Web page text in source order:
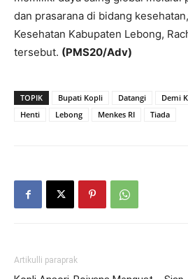
dan prasarana di bidang
Kesehatan Kabupaten Lebong,
tersebut. (PMS20/Adv)
TOPIK Bupati Kopli Datangi
Demi
Henti
Lebong Menkes RI Tiada
Artikulli paraprak